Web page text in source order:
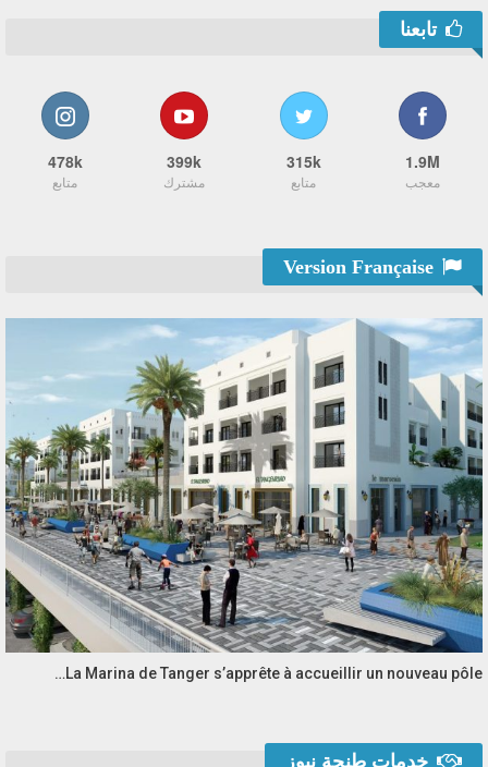
تابعنا
1.9M
معجب
315k
متابع
399k
مشترك
478k
متابع
La Marina de Tanger s’apprête à accueillir un nouveau pôle…
خدمات طنجة نيوز